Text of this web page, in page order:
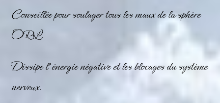
Conseillée pour soulager tous les maux de la sphère
ORL.
Dissipe l’énergie négative et les blocages du système
nerveux.